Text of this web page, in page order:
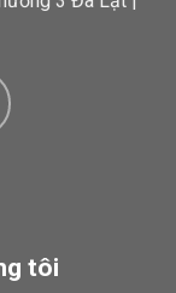
tôi